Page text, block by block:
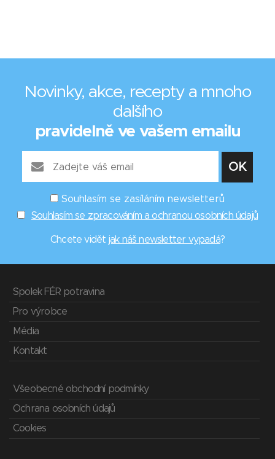
Novinky, akce, recepty a mnoho
dalšího
pravidelně ve vašem emailu
Souhlasím se zasíláním newsletterů
Souhlasím se zpracováním a ochranou osobních údajů
Chcete vidět jak náš newsletter vypadá?
Spolek FÉR potravina
Pro výrobce
Média
Kontakt
Všeobecné obchodní podmínky
Ochrana osobních údajů
Cookies